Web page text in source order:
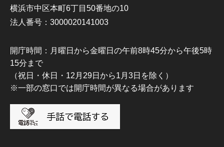
横浜市中区本町6丁目50番地の10
法人番号：3000020141003
開庁時間：月曜日から金曜日の午前8時45分から午後5時
15分まで
（祝日・休日・12月29日から1月3日を除く）
※一部の窓口では開庁時間が異なる場合があります